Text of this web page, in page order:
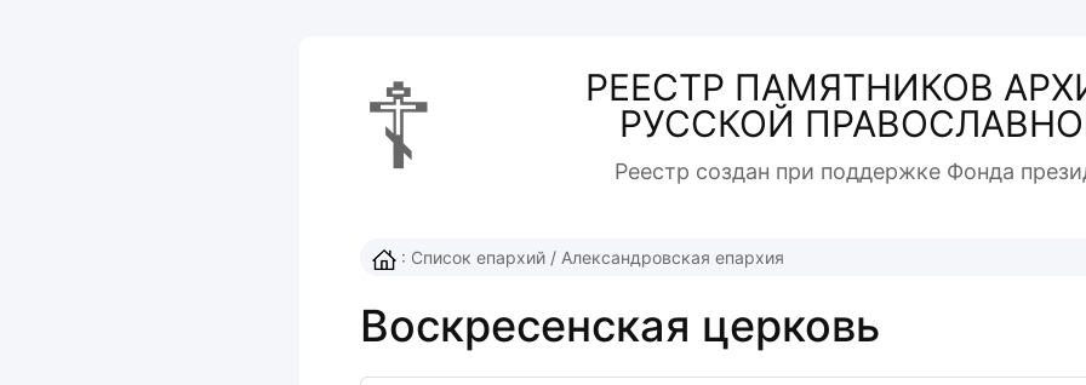
☦
РЕЕСТР ПАМЯТНИКОВ
РУССКОЙ
Реестр создан при поддержке Фонда
: Список епархий / Александровская епархия
Воскресенская церковь